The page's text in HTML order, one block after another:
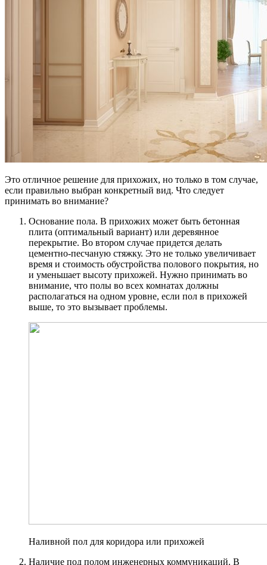
Это отличное решение для прихожих, но только в том случае,
если правильно выбран конкретный вид. Что следует
принимать во внимание?
Основание пола. В прихожих может быть бетонная
плита (оптимальный вариант) или деревянное
перекрытие. Во втором случае придется делать
цементно-песчаную стяжку. Это не только увеличивает
время и стоимость обустройства полового покрытия, но
и уменьшает высоту прихожей. Нужно принимать во
внимание, что полы во всех комнатах должны
располагаться на одном уровне, если пол в прихожей
выше, то это вызывает проблемы.
Наливной пол для коридора или прихожей
Наличие под полом инженерных коммуникаций. В